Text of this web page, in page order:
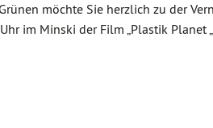
möchte Sie herzlich zu der
im Minski der Film „Plastik